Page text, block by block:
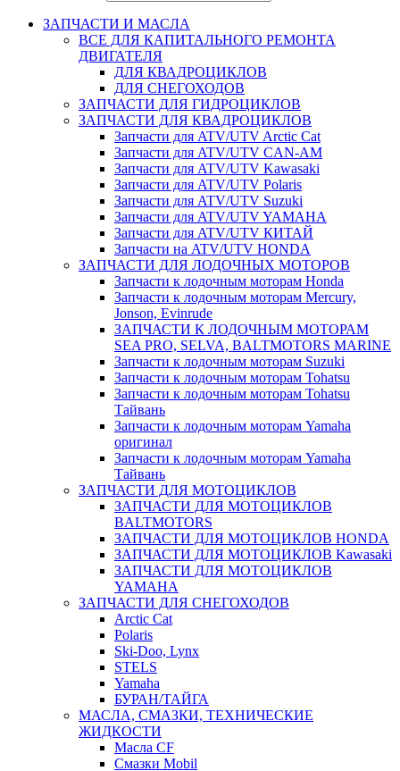
ЗАПЧАСТИ И МАСЛА
ВСЕ ДЛЯ КАПИТАЛЬНОГО РЕМОНТА
ДВИГАТЕЛЯ
ДЛЯ КВАДРОЦИКЛОВ
ДЛЯ СНЕГОХОДОВ
ЗАПЧАСТИ ДЛЯ ГИДРОЦИКЛОВ
ЗАПЧАСТИ ДЛЯ КВАДРОЦИКЛОВ
Запчасти для ATV/UTV Arctic Cat
Запчасти для ATV/UTV CAN-AM
Запчасти для ATV/UTV Kawasaki
Запчасти для ATV/UTV Polaris
Запчасти для ATV/UTV Suzuki
Запчасти для ATV/UTV YAMAHA
Запчасти для ATV/UTV КИТАЙ
Запчасти на ATV/UTV HONDA
ЗАПЧАСТИ ДЛЯ ЛОДОЧНЫХ МОТОРОВ
Запчасти к лодочным моторам Honda
Запчасти к лодочным моторам Mercury,
Jonson, Evinrude
ЗАПЧАСТИ К ЛОДОЧНЫМ МОТОРАМ
SEA PRO, SELVA, BALTMOTORS MARINE
Запчасти к лодочным моторам Suzuki
Запчасти к лодочным моторам Tohatsu
Запчасти к лодочным моторам Tohatsu
Тайвань
Запчасти к лодочным моторам Yamaha
оригинал
Запчасти к лодочным моторам Yamaha
Тайвань
ЗАПЧАСТИ ДЛЯ МОТОЦИКЛОВ
ЗАПЧАСТИ ДЛЯ МОТОЦИКЛОВ
BALTMOTORS
ЗАПЧАСТИ ДЛЯ МОТОЦИКЛОВ HONDA
ЗАПЧАСТИ ДЛЯ МОТОЦИКЛОВ Kawasaki
ЗАПЧАСТИ ДЛЯ МОТОЦИКЛОВ
YAMAHA
ЗАПЧАСТИ ДЛЯ СНЕГОХОДОВ
Arctic Cat
Polaris
Ski-Doo, Lynx
STELS
Yamaha
БУРАН/ТАЙГА
МАСЛА, СМАЗКИ, ТЕХНИЧЕСКИЕ
ЖИДКОСТИ
Масла CF
Смазки Mobil